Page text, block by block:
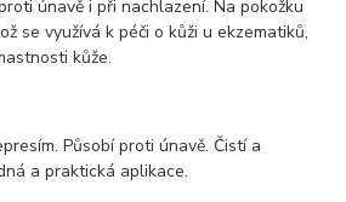
únavě i při nachlazení. Na pokožku
se využívá k péči o kůži u ekzematiků,
kůže.
Působí proti únavě. Čistí a
a praktická aplikace.